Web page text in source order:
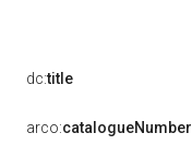
dc:title
arco:catalogueNumber